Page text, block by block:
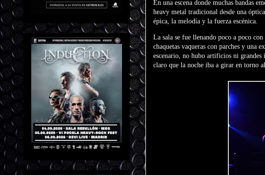
En una escena donde muchas bandas
heavy metal tradicional desde una
épica, la melodía y la fuerza escénica.
La sala se fue llenando poco a poco con
chaquetas vaqueras con parches y una
escenario, no hubo artificios ni grandes
claro que la noche iba a girar en torno